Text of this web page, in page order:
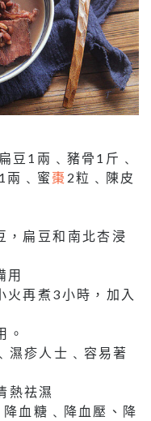
豆1兩﹑豬骨1斤﹑
兩﹑蜜 棗 2粒﹑陳皮
，扁豆和南北杏浸
用
再煮3小時，加入
。
濕疹人士﹑容易著
熱祛濕
血糖﹑降血壓、降